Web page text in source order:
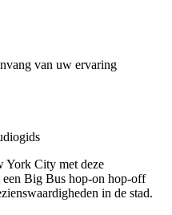
van uw ervaring
York City met deze
Big Bus hop-on hop-off
in de stad.